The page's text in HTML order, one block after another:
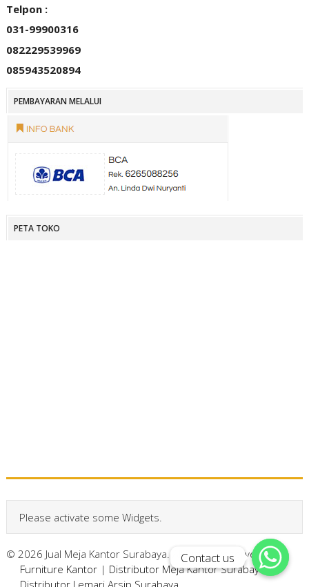
Telpon :
031-99900316
082229539969
085943520894
PEMBAYARAN MELALUI
PETA TOKO
Please activate some Widgets.
© 2026 Jual Meja Kantor Surabaya. All Rights Reserved.
Furniture Kantor| Distributor Meja Kantor Surabaya|
Distributor Lemari Arsip Surabaya
Contact us
Contact us